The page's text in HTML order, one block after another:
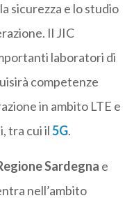
sicurezza e lo studio
Il JIC
laboratori di
competenze
in ambito LTE e
tra cui il5G.
Sardegna e
nell’ambito